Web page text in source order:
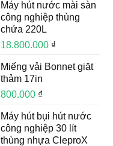
Máy hút nước mài sàn
công nghiệp thùng
chứa 220L
18.800.000 ₫
Miếng vải Bonnet giặt
thảm 17in
800.000 ₫
Máy hút bụi hút nước
công nghiệp 30 lít
thùng nhựa CleproX